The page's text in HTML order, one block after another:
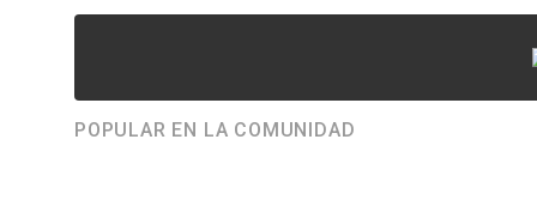
POPULAR EN LA COMUNIDAD